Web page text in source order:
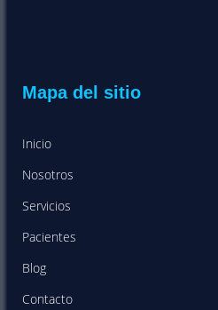
Mapa del sitio
Inicio
Nosotros
Servicios
Pacientes
Blog
Contacto